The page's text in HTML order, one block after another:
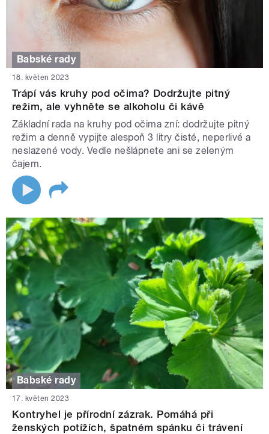
Babské rady
18. květen 2023
Trápí vás kruhy pod očima? Dodržujte pitný
režim, ale vyhněte se alkoholu či kávě
Základní rada na kruhy pod očima zní: dodržujte pitný
režim a denně vypijte alespoň 3 litry čisté, neperlivé a
neslazené vody. Vedle nešlápnete ani se zeleným
čajem.
Babské rady
17. květen 2023
Kontryhel je přírodní zázrak. Pomáhá při
ženských potížích, špatném spánku či trávení